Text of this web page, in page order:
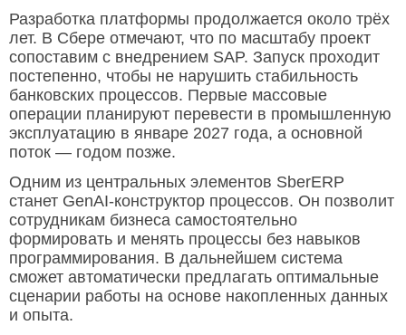
Разработка платформы продолжается около трёх
лет. В Сбере отмечают, что по масштабу проект
сопоставим с внедрением SAP. Запуск проходит
постепенно, чтобы не нарушить стабильность
банковских процессов. Первые массовые
операции планируют перевести в промышленную
эксплуатацию в январе 2027 года, а основной
поток — годом позже.
Одним из центральных элементов SberERP
станет GenAI-конструктор процессов. Он позволит
сотрудникам бизнеса самостоятельно
формировать и менять процессы без навыков
программирования. В дальнейшем система
сможет автоматически предлагать оптимальные
сценарии работы на основе накопленных данных
и опыта.